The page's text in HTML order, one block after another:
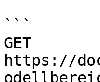
```
GET
https://